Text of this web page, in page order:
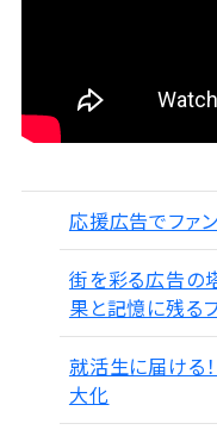
応援広告でファ
街を彩る広告の
果と記憶に残る
就活生に届ける
大化